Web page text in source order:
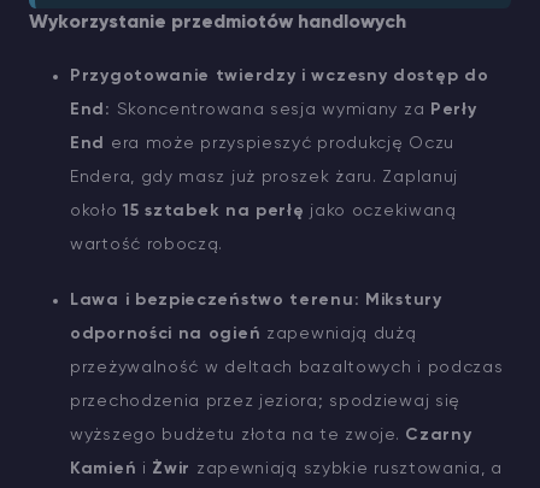
Wykorzystanie przedmiotów handlowych
Przygotowanie twierdzy i wczesny dostęp do
End: Skoncentrowana sesja wymiany za
Perły
End
era może przyspieszyć produkcję Oczu
Endera, gdy masz już proszek żaru. Zaplanuj
około15 sztabek na perłę jako oczekiwaną
wartość roboczą.
Lawa i bezpieczeństwo terenu:
Mikstury
odporności na ogień zapewniają dużą
przeżywalność w deltach bazaltowych i podczas
przechodzenia przez jeziora; spodziewaj się
wyższego budżetu złota na te zwoje. Czarny
Kamień i Żwir zapewniają szybkie rusztowania, a